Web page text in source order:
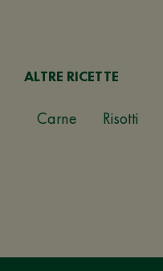
ALTRE RICETTE
Carne Risotti